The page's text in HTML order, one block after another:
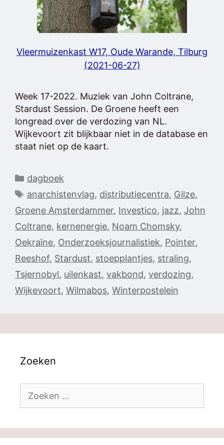
Vleermuizenkast W17, Oude Warande, Tilburg
(2021-06-27)
Week 17-2022. Muziek van John Coltrane,
Stardust Session. De Groene heeft een
longread over de verdozing van NL.
Wijkevoort zit blijkbaar niet in de database en
staat niet op de kaart.
Categorieën
dagboek
Tags
anarchistenvlag, distributiecentra, Gilze,
Groene Amsterdammer, Investico, jazz, John
Coltrane, kernenergie, Noam Chomsky,
Oekraïne, Onderzoeksjournalistiek, Pointer,
Reeshof, Stardust, stoepplantjes, straling,
Tsjernobyl, uilenkast, vakbond, verdozing,
Wijkevoort, Wilmabos, Winterpostelein
Zoeken
naar: